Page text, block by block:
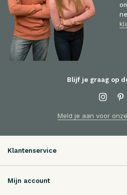
Blijf je graag op
Meld je aan voor
Klantenservice
Mijn account